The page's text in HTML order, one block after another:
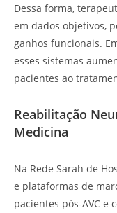
Dessa forma,
em dados objetivos,
ganhos funcionais.
esses sistemas
pacientes ao
Reabilitação
Medicina
Na Rede Sarah de
e plataformas de
pacientes pós-AVC e